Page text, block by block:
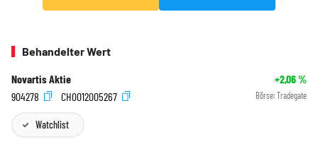
Behandelter Wert
Novartis Aktie +2,06%
904278
CH0012005267 Börse: Tradegate
Watchlist